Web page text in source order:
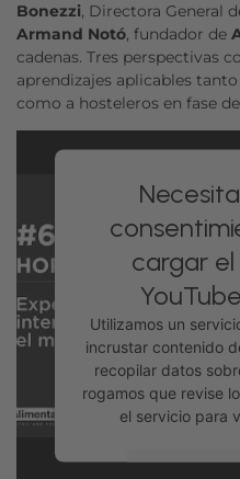
Bonezzi, Directora General
Armand Notó, fundador de
cadenas. Tres perspectivas
aprendizajes aplicables
como a hosteleros en fase
cargar el
Utilizamos un
incrustar contenido
recopilar datos
rogamos que revise
el servicio para